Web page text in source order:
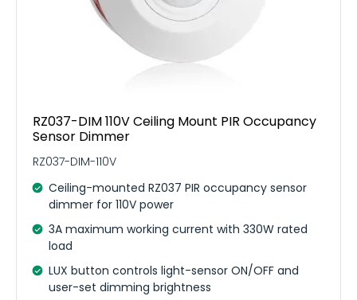
RZ037-DIM 110V Ceiling Mount PIR Occupancy
Sensor Dimmer
RZ037-DIM-110V
Ceiling-mounted RZ037 PIR occupancy sensor
dimmer for 110V power
3A maximum working current with 330W rated
load
LUX button controls light-sensor ON/OFF and
user-set dimming brightness